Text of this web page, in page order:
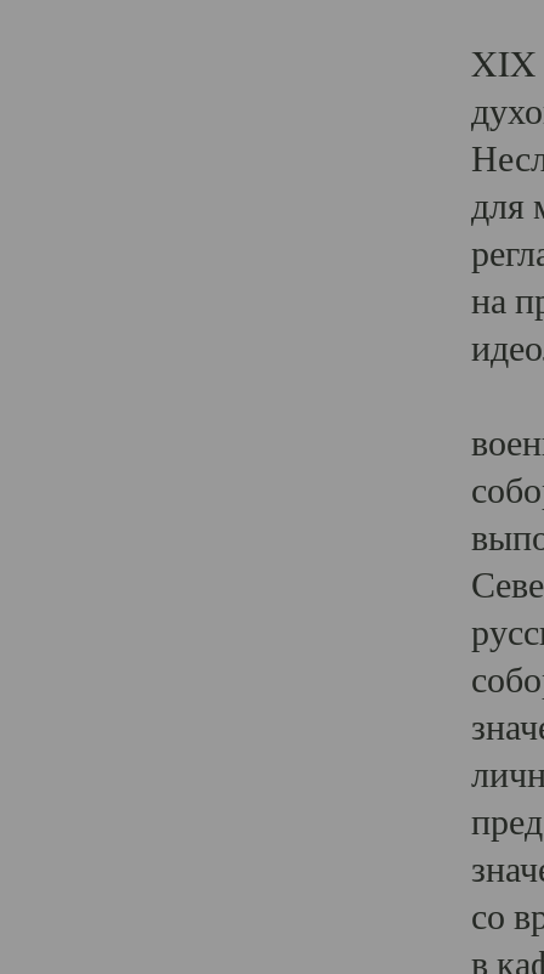
XIX
для
на
со
в